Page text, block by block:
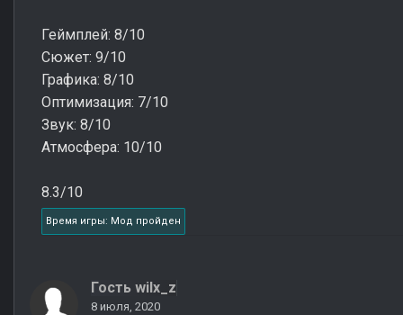
Геймплей: 8/10
Сюжет: 9/10
Графика: 8/10
Оптимизация: 7/10
Звук: 8/10
Атмосфера: 10/10
8.3/10
Время игры: Мод пройден
Гость wilx_z
8 июля, 2020